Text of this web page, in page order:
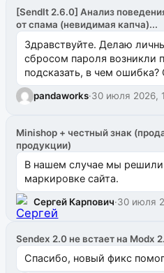
[SendIt 2.6.0] Анализ
от спама (невидимая капча)...
Здравствуйте. Делаю
сбросом пароля
подсказать, в чем
одноименном разделе на
pandaworks·30 июля 2026,
Minishop + честный знак
продукции)
В нашем случае мы решили
маркировке сайта.
Сергей Карпович·30 июля
Sendex 2.0 не встает на Modx
Спасибо, новый фикс